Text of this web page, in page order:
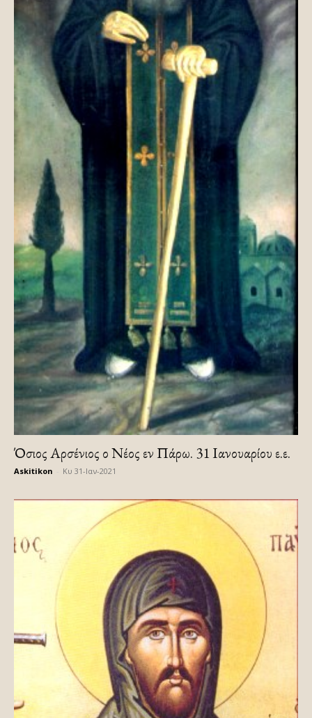
Όσιος Αρσένιος ο Νέος εν Πάρω. 31 Ιανουαρίου ε.ε.
Askitikon Κυ 31-Ιαν-2021